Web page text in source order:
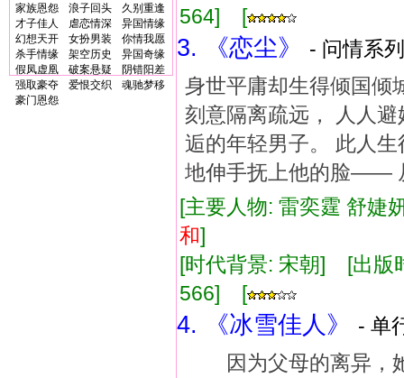
家族恩怨
浪子回头
久别重逢
才子佳人
虐恋情深
异国情缘
幻想天开
女扮男装
你情我愿
杀手情缘
架空历史
异国奇缘
假凤虚凰
破案悬疑
阴错阳差
强取豪夺
爱恨交织
魂驰梦移
豪门恩怨
564] [
3. 《恋尘》
- 问情系
身世平庸却生得倾国倾
刻意隔离疏远， 人人
逅的年轻男子。 此人
地伸手抚上他的脸——
[主要人物: 雷奕霆 舒
和]
[时代背景: 宋朝] [出
566] [
4. 《冰雪佳人》
- 单
因为父母的离异，